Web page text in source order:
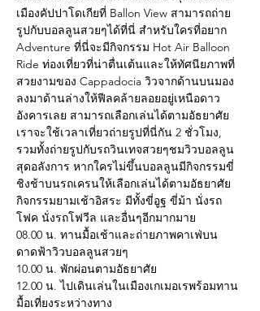
เมืองคัปปาโดเกียที่ Ballon View สามารถถ่าย
รูปกับบอลลูนสวยๆได้ที่นี่ สำหรับใครที่อยาก
Adventure ที่นี่จะมีกิจกรรม Hot Air Balloon
Ride ท่องเที่ยวที่น่าตื่นเต้นและให้ทัศนียภาพที่
สวยงามของ Cappadocia วิวจากด้านบนมอง
ลงมาด้านล่างให้ฟีลคล้ายลอยอยู่เหนือดาว
อังคารเลย สามารถเลือกเล่นได้ตามอัธยาศัย
เราจะใช้เวลาเที่ยวถ่ายรูปที่นี่กัน 2 ชั่วโมง,
รวมทั้งถ่ายรูปกับรถวินเทจสวยๆชมวิวบอลลูน
สุดอลังการ หากใครไม่ขึ้นบอลลูนมีกิจกรรมขี่
ชิงช้าบนรถเครนให้เลือกเล่นได้ตามอัธยาศัย
กิจกรรมยามเช้าอิสระ มีทั้งขี่อูฐ ขี่ม้า นั่งรถ
โฟค นั่งรถโฟวีล และอื่นๆอีกมากมาย
08.00 น. ทานมื้อเช้าและถ่ายภาพคาเฟ่บน
ดาดฟ้าวิวบอลลูนสวยๆ
10.00 น. พักผ่อนตามอัธยาศัย
12.00 น. ไปเดินเล่นในเมืองเกเมอเรพร้อมทาน
มื้อเที่ยงระหว่างทาง